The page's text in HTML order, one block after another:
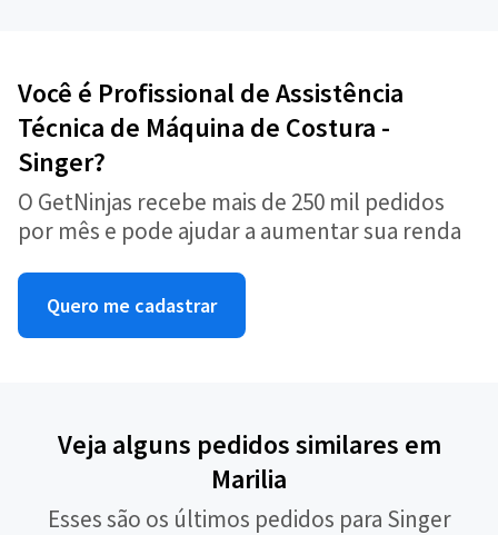
Você é Profissional de Assistência
Técnica de Máquina de Costura -
Singer?
O GetNinjas recebe mais de 250 mil pedidos
por mês e pode ajudar a aumentar sua renda
Quero me cadastrar
Veja alguns pedidos similares em
Marilia
Esses são os últimos pedidos para Singer